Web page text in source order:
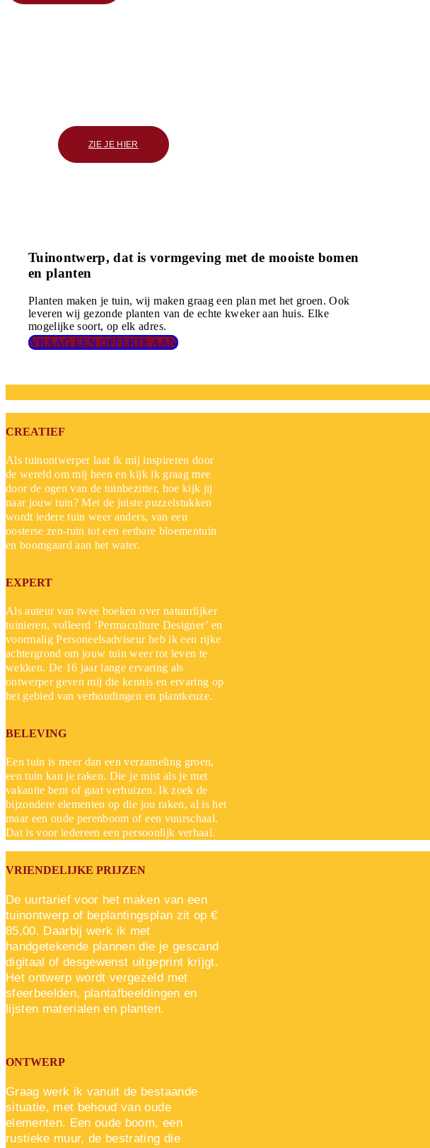
ZIE JE HIER
Tuinontwerp, dat is vormgeving met de mooiste bomen
en planten
Planten maken je tuin, wij maken graag een plan met het groen. Ook
leveren wij gezonde planten van de echte kweker aan huis. Elke
mogelijke soort, op elk adres.
VRAAG EEN OFFERTE AAN
CREATIEF
Als tuinontwerper laat ik mij inspireren door
de wereld om mij heen en kijk ik graag mee
door de ogen van de tuinbezitter, hoe kijk jij
naar jouw tuin? Met de juiste puzzelstukken
wordt iedere tuin weer anders, van een
oosterse zen-tuin tot een eetbare bloementuin
en boomgaard aan het water.
EXPERT
Als auteur van twee boeken over natuurlijker
tuinieren, volleerd ‘Permaculture Designer’ en
voormalig Personeelsadviseur heb ik een rijke
achtergrond om jouw tuin weer tot leven te
wekken. De 16 jaar lange ervaring als
ontwerper geven mij die kennis en ervaring op
het gebied van verhoudingen en plantkeuze.
BELEVING
Een tuin is meer dan een verzameling groen,
een tuin kan je raken. Die je mist als je met
vakantie bent of gaat verhuizen. Ik zoek de
bijzondere elementen op die jou raken, al is het
maar een oude perenboom of een vuurschaal.
Dat is voor iedereen een persoonlijk verhaal.
VRIENDELIJKE PRIJZEN
De uurtarief voor het maken van een
tuinontwerp of beplantingsplan zit op €
85,00. Daarbij werk ik met
handgetekende plannen die je gescand
digitaal of desgewenst uitgeprint krijgt.
Het ontwerp wordt vergezeld met
sfeerbeelden, plantafbeeldingen en
lijsten materialen en planten.
ONTWERP
Graag werk ik vanuit de bestaande
situatie, met behoud van oude
elementen. Een oude boom, een
rustieke muur, de bestrating die